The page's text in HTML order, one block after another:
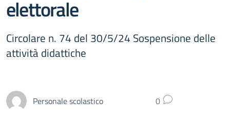
elettorale
Circolare n. 74 del 30/5/24 Sospensione delle
attività didattiche
Personale scolastico 0